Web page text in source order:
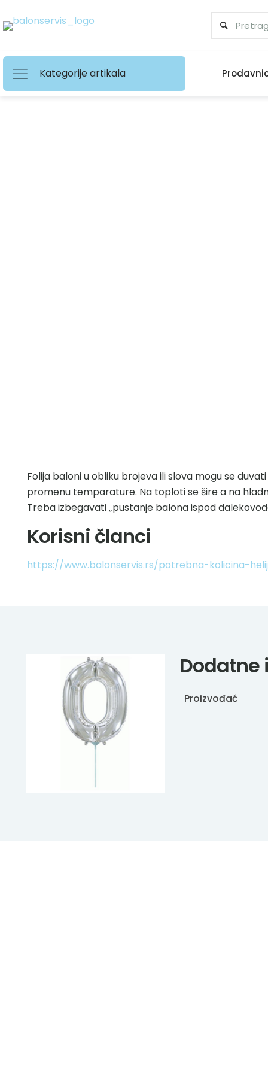
Kategorije artikala
Folija baloni u obliku brojeva ili slova mogu se
promenu temparature. Na toploti se šire a na
Treba izbegavati „pustanje balona ispod
Korisni članci
https://www.balonservis.rs/potrebna-kolicina-
Proizvođać